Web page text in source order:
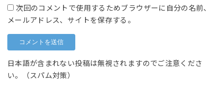
次回のコメントで使用するためブラウザーに自分の名前、
メールアドレス、サイトを保存する。
日本語が含まれない投稿は無視されますのでご注意くださ
い。（スパム対策）